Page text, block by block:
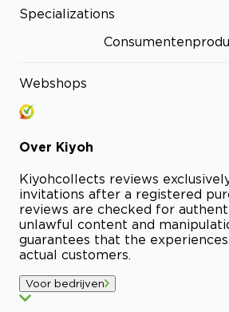
Specializations
Webshops
Over Kiyoh
Kiyohcollects reviews
invitations after a registered
reviews are checked for
unlawful content and
guarantees that the
actual customers.
Voor bedrijven